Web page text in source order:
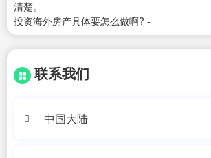
清楚。
投资海外房产具体要怎么做啊? -
联系我们
中国大陆